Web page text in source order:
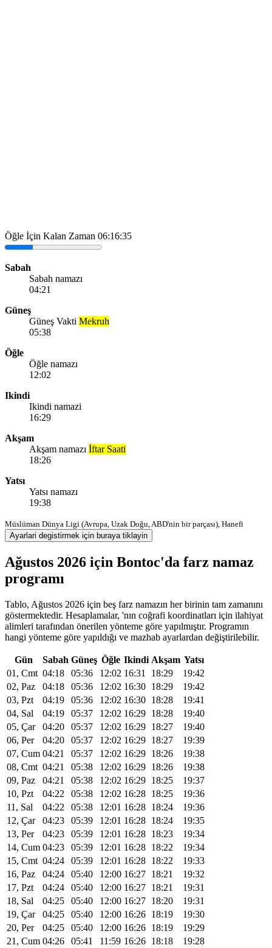
Öğle İçin Kalan Zaman 06:16:35
Sabah
Sabah namazı
04:21
Güneş
Güneş Vakti Mekruh
05:38
Öğle
Öğle namazı
12:02
Ikindi
Ikindi namazi
16:29
Akşam
Akşam namazı İftar Saati
18:26
Yatsı
Yatsı namazı
19:38
Müslüman Dünya Ligi (Avrupa, Uzak Doğu, ABD'nin bir parçası), Hanefi
Ayarlari degistirmek için buraya tiklayin
Ağustos 2026 için Bontoc'da farz namaz
programı
Tablo, Ağustos 2026 için beş farz namazın her birinin tam zamanını
göstermektedir. Hesaplamalar, 'nın coğrafi koordinatları için ilahiyat
alimleri tarafından önerilen yönteme göre yapılmıştır. Programın
hangi yönteme göre yapıldığı ve mazhab ayarlardan değiştirilebilir.
Gün Sabah Güneş Öğle Ikindi Akşam Yatsı
01, Cmt 04:18 05:36 12:02 16:31 18:29
19:42
02, Paz
04:18 05:36 12:02 16:30 18:29
19:42
03, Pzt
04:19 05:36 12:02 16:30 18:28
19:41
04, Sal
04:19 05:37 12:02 16:29 18:28
19:40
05, Çar
04:20 05:37 12:02 16:29 18:27
19:40
06, Per
04:20 05:37 12:02 16:29 18:27
19:39
07, Cum 04:21 05:37 12:02 16:29 18:26
19:38
08, Cmt 04:21 05:38 12:02 16:29 18:26
19:38
09, Paz
04:21 05:38 12:02 16:29 18:25
19:37
10, Pzt
04:22 05:38 12:02 16:28 18:25
19:36
11, Sal
04:22 05:38 12:01 16:28 18:24
19:36
12, Çar
04:23 05:39 12:01 16:28 18:24
19:35
13, Per
04:23 05:39 12:01 16:28 18:23
19:34
14, Cum 04:23 05:39 12:01 16:28 18:22
19:34
15, Cmt 04:24 05:39 12:01 16:28 18:22
19:33
16, Paz
04:24 05:40 12:00 16:27 18:21
19:32
17, Pzt
04:24 05:40 12:00 16:27 18:21
19:31
18, Sal
04:25 05:40 12:00 16:27 18:20
19:31
19, Çar
04:25 05:40 12:00 16:26 18:19
19:30
20, Per
04:25 05:40 12:00 16:26 18:19
19:29
21, Cum 04:26 05:41 11:59 16:26 18:18 19:28